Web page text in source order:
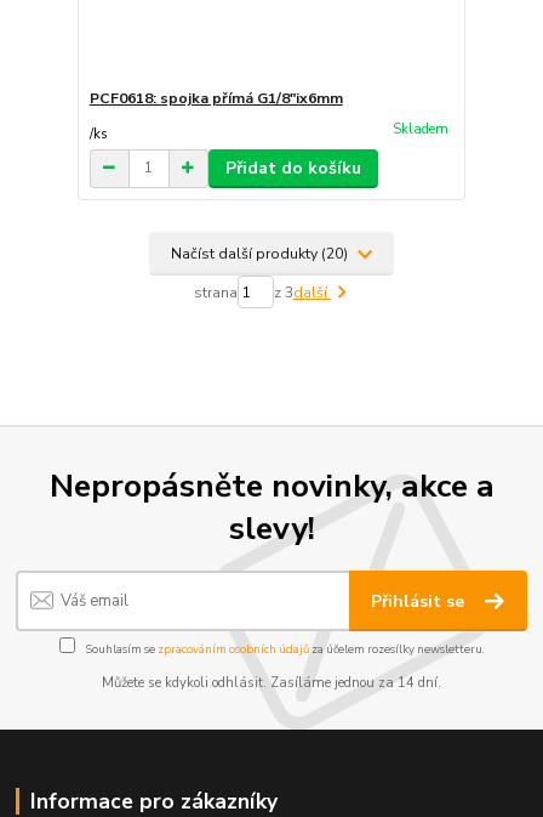
PCF0618: spojka přímá G1/8"ix6mm
/ks Skladem
Přidat do košíku
Načíst další produkty (20)
strana z 3další
Nepropásněte novinky, akce a
slevy!
Přihlásit se
Souhlasím se zpracováním osobních údajůza účelem rozesílky newsletteru.
Můžete se kdykoli odhlásit. Zasíláme jednou za 14 dní.
Informace pro zákazníky